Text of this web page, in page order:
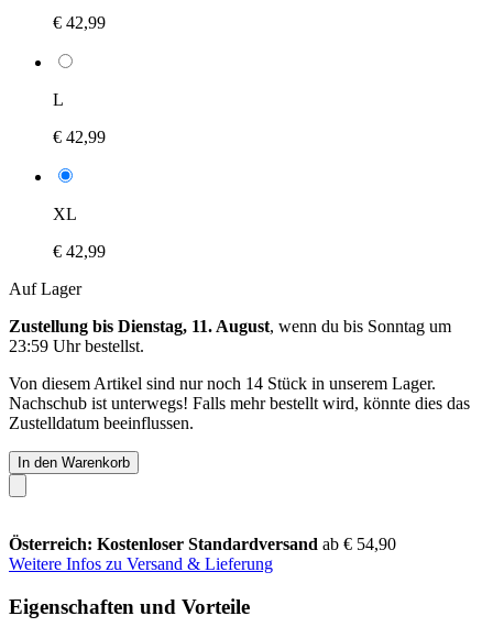
€ 42,99
L
€ 42,99
XL
€ 42,99
Auf Lager
Zustellung bis Dienstag, 11. August, wenn du bis Sonntag um
23:59 Uhrbestellst.
Von diesem Artikel sind nur noch 14 Stück in unserem Lager.
Nachschub ist unterwegs! Falls mehr bestellt wird, könnte dies das
Zustelldatum beeinflussen.
In den Warenkorb
Österreich: Kostenloser Standardversand ab € 54,90
Weitere Infos zu Versand & Lieferung
Eigenschaften und Vorteile